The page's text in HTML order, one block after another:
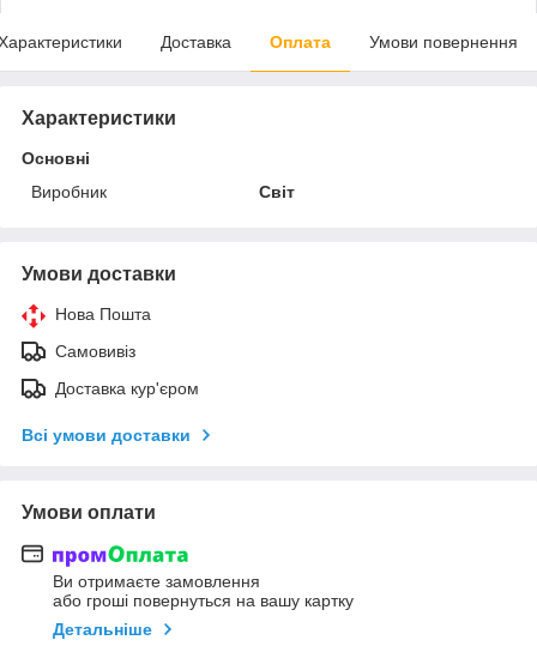
Доставка Оплата Умови повернення
Характеристики
Основні
Виробник
Світ
Умови доставки
Нова Пошта
Самовивіз
Доставка кур'єром
Всі умови доставки
Умови оплати
Ви отримаєте замовлення
або гроші повернуться на вашу картку
Детальніше